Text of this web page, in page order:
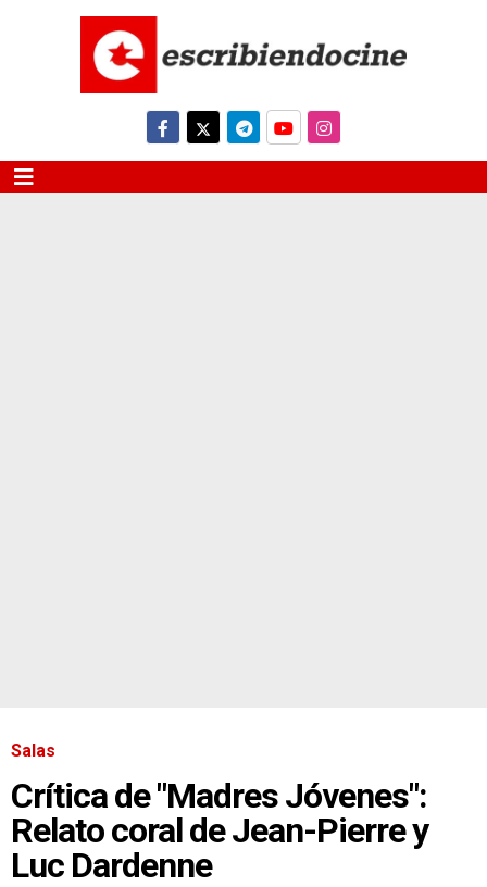
Salas
Crítica de "Madres Jóvenes":
Relato coral de Jean-Pierre y
Luc Dardenne